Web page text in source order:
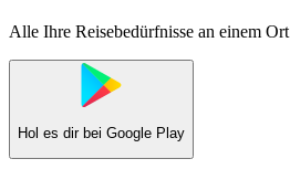
Alle Ihre Reisebedürfnisse an einem Ort
Hol es dir bei Google Play